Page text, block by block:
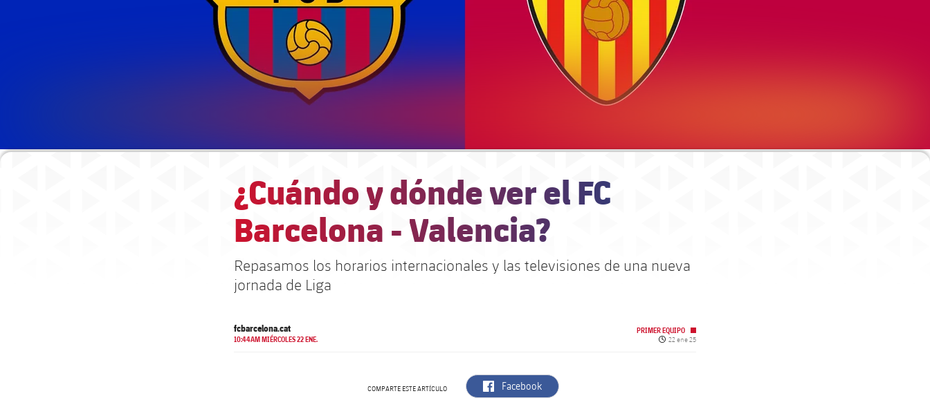
¿Cuándo y dónde ver el FC
Barcelona - Valencia?
Repasamos los horarios internacionales y las televisiones de una nueva
jornada de Liga
fcbarcelona.cat
10:44AM MIÉRCOLES 22 ENE.
PRIMER EQUIPO
Fecha de publicación
22 ene 25
COMPARTE ESTE ARTÍCULO label.aria.facebook
Facebook